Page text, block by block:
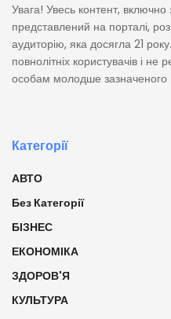
Увага! Увесь контент, включно
представлений на порталі,
аудиторію, яка досягла 21
повнолітніх користувачів і
особам молодше зазначеного
Категорії
АВТО
Без Категорії
БІЗНЕС
ЕКОНОМІКА
ЗДОРОВ'Я
КУЛЬТУРА